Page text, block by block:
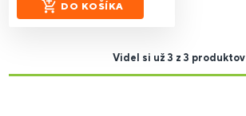
DO KOŠÍKA
Videl si už 3 z 3 produktov